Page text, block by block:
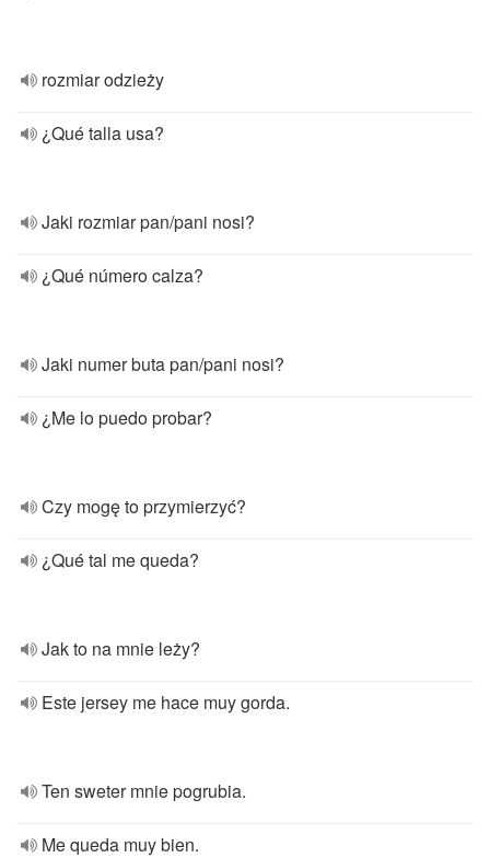
rozmiar odzieży
¿Qué talla usa?
Jaki rozmiar pan/pani nosi?
¿Qué número calza?
Jaki numer buta pan/pani nosi?
¿Me lo puedo probar?
Czy mogę to przymierzyć?
¿Qué tal me queda?
Jak to na mnie leży?
Este jersey me hace muy gorda.
Ten sweter mnie pogrubia.
Me queda muy bien.